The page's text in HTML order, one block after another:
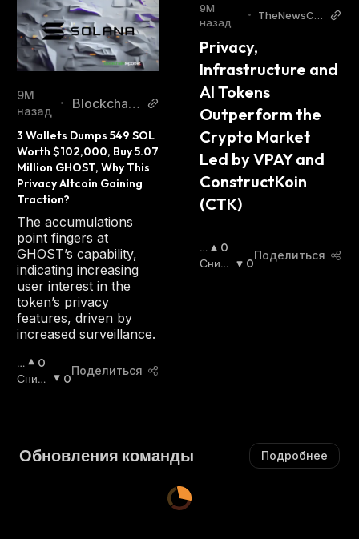
9М
назад
•
Blockchain
3 Wallets Dumps 549 SOL
Worth $102,000, Buy 5.07
Million GHOST, Why This
Privacy Altcoin Gaining
Traction?
The accumulations
point fingers at
GHOST’s capability,
indicating increasing
user interest in the
token’s privacy
features, driven by
increased surveillance.
П
О
Ю
0
Сниж
0
Поделиться
9М
назад
•
TheNewsCry
Privacy,
Infrastructure and
AI Tokens
Outperform the
Crypto Market
Led by VPAY and
ConstructKoin
(CTK)
П
О
0
Сниж
0
Поделиться
Обновления команды Подробнее